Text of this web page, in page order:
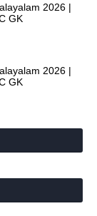
2026 |
GK
2026 |
GK